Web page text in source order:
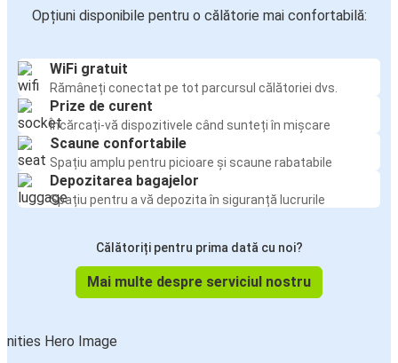
Opțiuni disponibile pentru o călătorie mai confortabilă:
WiFi gratuit
Rămâneți conectat pe tot parcursul călătoriei dvs.
Prize de curent
Încărcați-vă dispozitivele când sunteți în mișcare
Scaune confortabile
Spațiu amplu pentru picioare și scaune rabatabile
Depozitarea bagajelor
Spațiu pentru a vă depozita în siguranță lucrurile
Călătoriți pentru prima dată cu noi?
Mai multe despre serviciul nostru